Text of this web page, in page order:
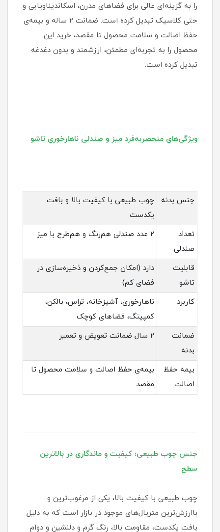
را به گزینه‌ای عالی برای فضاهای مدرن، اسکاندیناویایی و
حتی کلاسیک تبدیل کرده است. ضمانت ۲ ساله و بیمه‌ی
حفظ اصالت و سلامت محصول تا مقصد، خرید این
محصول را به تجربه‌ای مطمئن، ارزشمند و بدون دغدغه
تبدیل کرده است.
ویژگی‌های منحصربه‌فرد میز و صندلی ناهارخوری تاشو
جنس بدنه
چوب طبیعی با کیفیت بالا و بافت
یکدست
تعداد
صندلی
۲ عدد صندلی هم‌رنگ و هم‌طرح با میز
قابلیت
تاشو
دارد (امکان جمع‌کردن و ذخیره‌سازی در
فضای کم)
کاربرد
ناهارخوری، آشپزخانه، تراس، بالکن،
کمپینگ، فضاهای کوچک
ضمانت
بدنه
۲ سال ضمانت تعویض و تعمیر
بیمه حفظ
اصالت
بیمه‌ی حفظ اصالت و سلامت محصول تا
مقصد
جنس چوب طبیعی؛ کیفیت و ماندگاری در بالاترین
سطح
چوب طبیعی با کیفیت بالا، یکی از مرغوب‌ترین و
باارزش‌ترین متریال‌های موجود در بازار است که به دلیل
بافت یکدست، مقاومت بالا، رنگ گرم و دلنشین و دوام